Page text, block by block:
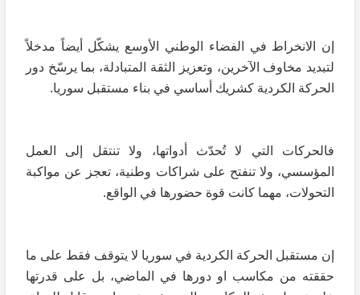
إن الانخراط في الفضاء الوطني الأوسع يشكّل أيضاً مدخلاً
لتبديد مخاوف الآخرين، وتعزيز الثقة المتبادلة، بما يرسّخ دور
الحركة الكردية كشريك أساسي في بناء مستقبل سوريا.
فالحركات التي لا تُحدّث أدواتها، ولا تنتقل إلى العمل
المؤسسي، ولا تنفتح على شراكات وطنية، تعجز عن مواكبة
التحولات، مهما كانت قوة حضورها في الواقع.
إن مستقبل الحركة الكردية في سوريا لا يتوقف فقط على ما
حققته من مكاسب او دورها في الماضي، بل على قدرتها